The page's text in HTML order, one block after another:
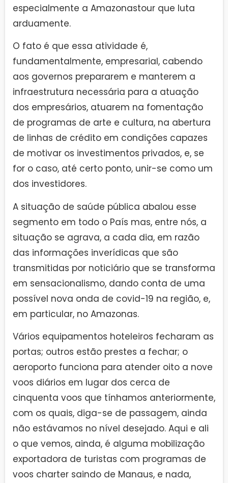
especialmente a Amazonastour que luta
arduamente.
O fato é que essa atividade é,
fundamentalmente, empresarial, cabendo
aos governos prepararem e manterem a
infraestrutura necessária para a atuação
dos empresários, atuarem na fomentação
de programas de arte e cultura, na abertura
de linhas de crédito em condições capazes
de motivar os investimentos privados, e, se
for o caso, até certo ponto, unir-se como um
dos investidores.
A situação de saúde pública abalou esse
segmento em todo o País mas, entre nós, a
situação se agrava, a cada dia, em razão
das informações inverídicas que são
transmitidas por noticiário que se transforma
em sensacionalismo, dando conta de uma
possível nova onda de covid-19 na região, e,
em particular, no Amazonas.
Vários equipamentos hoteleiros fecharam as
portas; outros estão prestes a fechar; o
aeroporto funciona para atender oito a nove
voos diários em lugar dos cerca de
cinquenta voos que tínhamos anteriormente,
com os quais, diga-se de passagem, ainda
não estávamos no nível desejado. Aqui e ali
o que vemos, ainda, é alguma mobilização
exportadora de turistas com programas de
voos charter saindo de Manaus, e nada,